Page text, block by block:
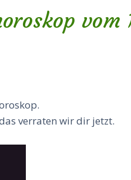
vom
verraten wir dir jetzt.